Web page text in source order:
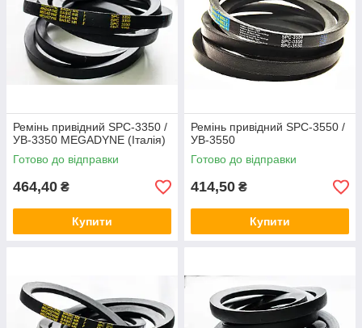
Ремінь привідний SPC-3350 /
УВ-3350 MEGADYNE (Італія)
Готово до відправки
464,40 ₴
Купити
Ремінь привідний SPC-3550 /
УВ-3550
Готово до відправки
414,50 ₴
Купити